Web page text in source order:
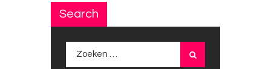
Search
Zoeken